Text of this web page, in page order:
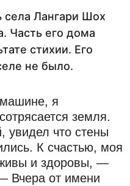
Лангари Шох
Часть его дома
стихии. Его
не было.
я
земля.
увидел что стены
К счастью, моя
и здоровы, —
Вчера от имени